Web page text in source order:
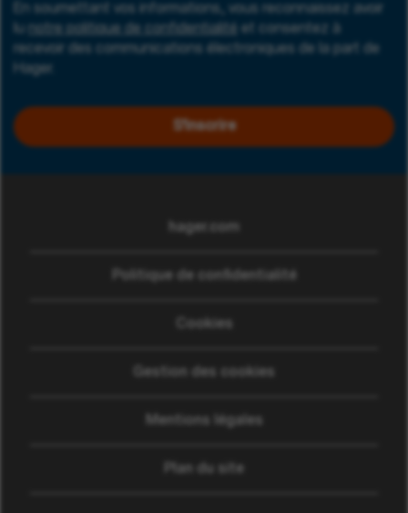
En soumettant vos informations, vous reconnaissez avoir
lu
notre politique de confidentialité
et consentez à
recevoir des communications électroniques de la part de
Hager.
S'inscrire
hager.com
Politique de confidentialité
Cookies
Gestion des cookies
Mentions légales
Plan du site